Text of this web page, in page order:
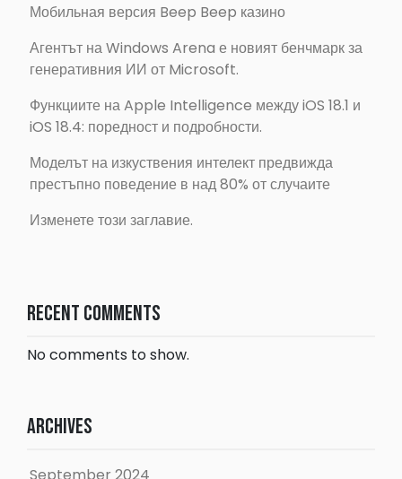
Мобильная версия Beep Beep казино
Агентът на Windows Arena е новият бенчмарк за
генеративния ИИ от Microsoft.
Функциите на Apple Intelligence между iOS 18.1 и
iOS 18.4: поредност и подробности.
Моделът на изкуствения интелект предвижда
престъпно поведение в над 80% от случаите
Изменете този заглавие.
Recent Comments
No comments to show.
Archives